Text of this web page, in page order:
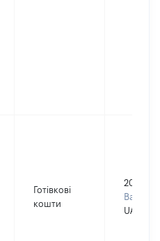
Готівкові
кошти
2000
Валюта:
UAH